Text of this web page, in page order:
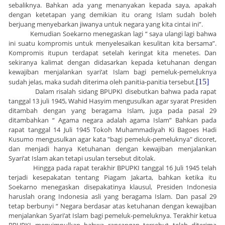
sebaliknya. Bahkan ada yang menanyakan kepada saya, apakah
dengan ketetapan yang demikian itu orang Islam sudah boleh
berjuang menyebarkan jiwanya untuk negara yang kita cintai ini”.
Kemudian Soekarno menegaskan lagi “ saya ulangi lagi bahwa
ini suatu kompromis untuk menyelesaikan kesulitan kita bersama”.
Kompromis itupun terdapat setelah keringat kita menetes. Dan
sekiranya kalimat dengan didasarkan kepada ketuhanan dengan
kewajiban menjalankan syari’at Islam bagi pemeluk-pemeluknya
sudah jelas, maka sudah diterima oleh panitia-panitia tersebut.[15]
Dalam risalah sidang BPUPKI disebutkan bahwa pada rapat
tanggal 13 juli 1945, Wahid Hasyim mengusulkan agar syarat Presiden
ditambah dengan yang beragama Islam, juga pada pasal 29
ditambahkan “ Agama negara adalah agama Islam” Bahkan pada
rapat tanggal 14 Juli 1945 Tokoh Muhammadiyah Ki Bagoes Hadi
Kusumo mengusulkan agar kata "bagi pemeluk-pemeluknya" dicoret,
dan menjadi hanya Ketuhanan dengan kewajiban menjalankan
Syari’at Islam akan tetapi usulan tersebut ditolak.
Hingga pada rapat terakhir BPUPKI tanggal 16 Juli 1945 telah
terjadi kesepakatan tentang Piagam Jakarta, bahkan ketika itu
Soekarno menegaskan disepakatinya klausul, Presiden Indonesia
haruslah orang Indonesia asli yang beragama Islam. Dan pasal 29
tetap berbunyi “ Negara berdasar atas ketuhanan dengan kewajiban
menjalankan Syari’at Islam bagi pemeluk-pemeluknya. Terakhir ketua